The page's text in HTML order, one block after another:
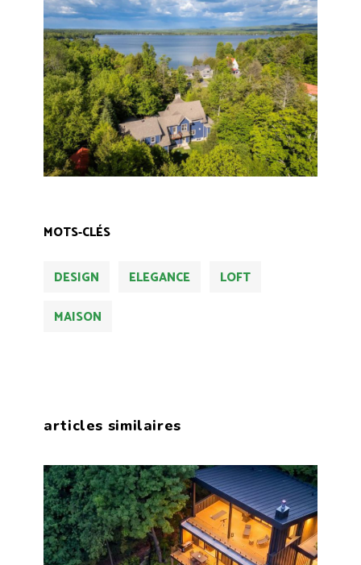
MOTS-CLÉS
DESIGN ELEGANCE
LOFT
MAISON
articles similaires